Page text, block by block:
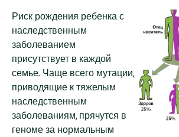
Риск рождения ребенка с
наследственным
заболеванием
присутствует в каждой
семье. Чаще всего мутации,
приводящие к тяжелым
наследственным
заболеваниям, прячутся в
геноме за нормальным